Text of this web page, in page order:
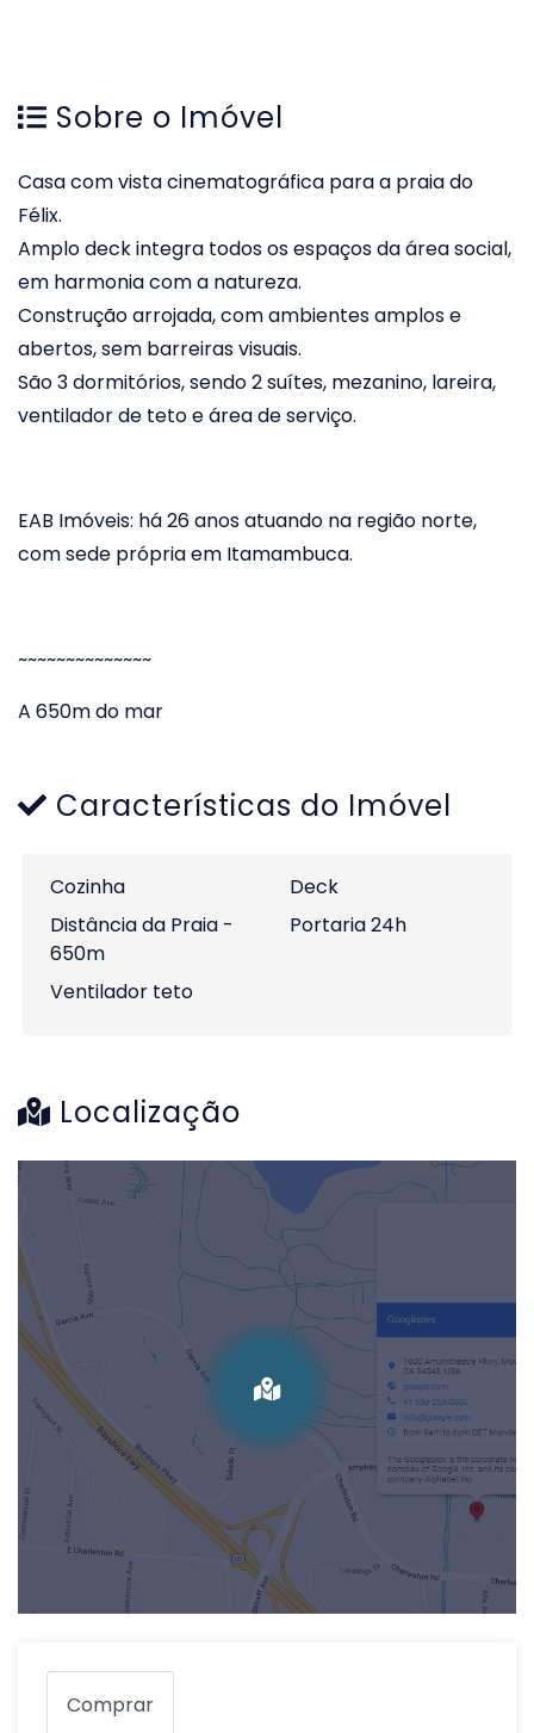
Sobre o Imóvel
Casa com vista cinematográfica para a praia do
Félix.
Amplo deck integra todos os espaços da área social,
em harmonia com a natureza.
Construção arrojada, com ambientes amplos e
abertos, sem barreiras visuais.
São 3 dormitórios, sendo 2 suítes, mezanino, lareira,
ventilador de teto e área de serviço.
EAB Imóveis: há 26 anos atuando na região norte,
com sede própria em Itamambuca.
~~~~~~~~~~~~~~
A 650m do mar
Características do Imóvel
Cozinha
Deck
Distância da Praia -
650m
Portaria 24h
Ventilador teto
Localização
Comprar